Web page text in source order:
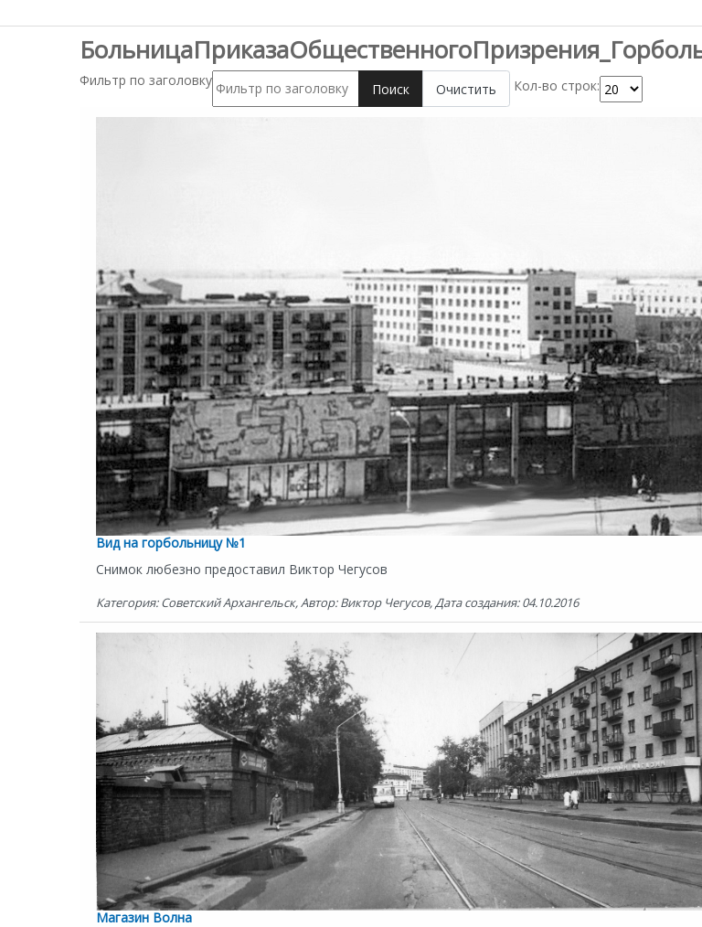
Фильтр по заголовку Поиск Очистить Кол-во строк:
Вид на горбольницу №1
Снимок любезно предоставил Виктор Чегусов
Категория: Советский Архангельск, Автор: Виктор Чегусов, Дата создания: 04.10.2016
Магазин Волна